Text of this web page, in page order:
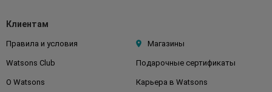
Клиентам
Правила и условия Магазины
Watsons Club Подарочные сертификаты
О Watsons Карьера в Watsons